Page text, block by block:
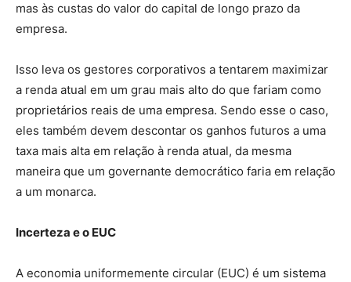
mas às custas do valor do capital de longo prazo da
empresa.
Isso leva os gestores corporativos a tentarem maximizar
a renda atual em um grau mais alto do que fariam como
proprietários reais de uma empresa. Sendo esse o caso,
eles também devem descontar os ganhos futuros a uma
taxa mais alta em relação à renda atual, da mesma
maneira que um governante democrático faria em relação
a um monarca.
Incerteza e o EUC
A economia uniformemente circular (EUC) é um sistema